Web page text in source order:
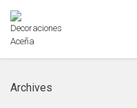
Archives